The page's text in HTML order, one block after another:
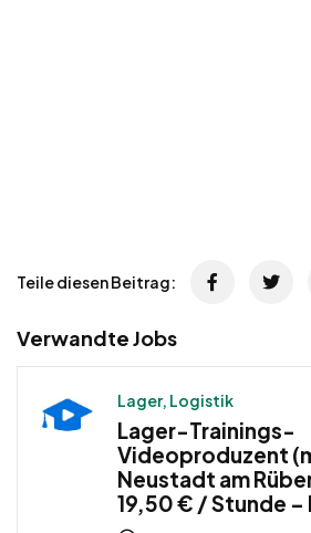
Teile diesen Beitrag:
Verwandte Jobs
Lager, Logistik
Lager-Trainings-
Videoproduzent
Neustadt am
19,50 € / Stunde